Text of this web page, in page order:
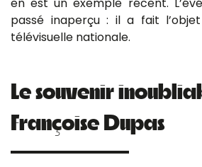
passé inaperçu : il a fait
télévisuelle nationale.
Le souvenir
Françoise Dupas